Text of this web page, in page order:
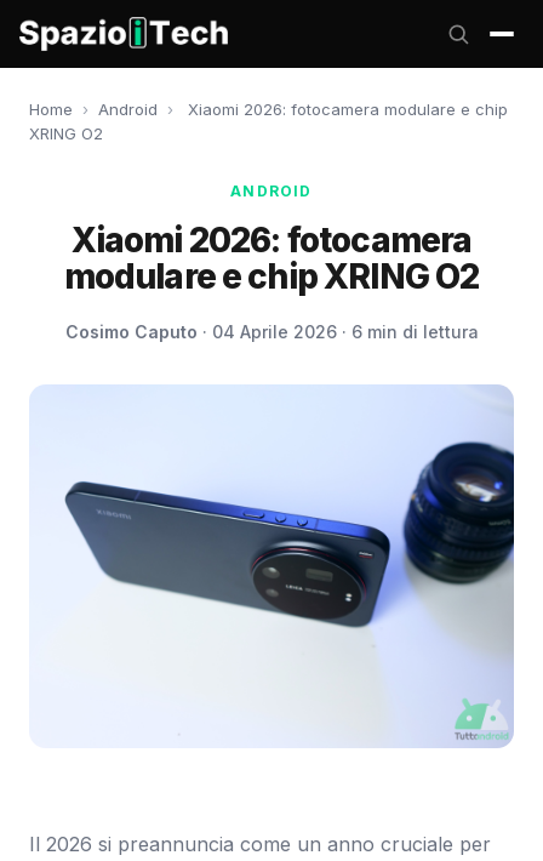
Home › Android ›
Xiaomi 2026: fotocamera modulare e chip
XRING O2
ANDROID
Xiaomi 2026: fotocamera
modulare e chip XRING O2
Cosimo Caputo · 04 Aprile 2026 · 6 min di lettura
Il 2026 si preannuncia come un anno cruciale per